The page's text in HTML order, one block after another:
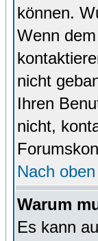
können.
Wenn
nicht
Ihren
nicht,
Nach oben
Warum
Es kann